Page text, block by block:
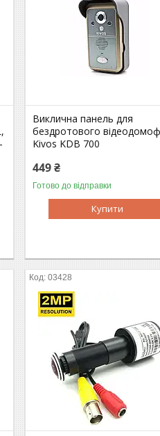
Виклична панель для
бездротового
Kivos KDB 700
449 ₴
Готово до відправки
Купити
03428